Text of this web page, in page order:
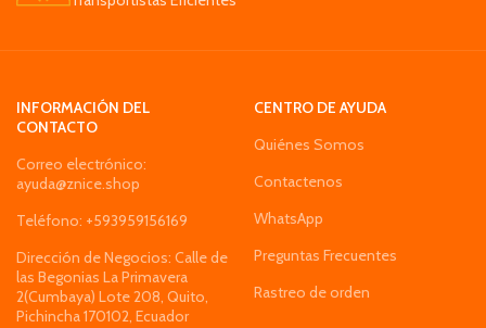
INFORMACIÓN DEL
CONTACTO
Correo electrónico:
ayuda@znice.shop
Teléfono: +593959156169
Dirección de Negocios: Calle de
las Begonias La Primavera
2(Cumbaya) Lote 208, Quito,
Pichincha 170102, Ecuador
CENTRO DE AYUDA
Quiénes Somos
Contactenos
WhatsApp
Preguntas Frecuentes
Rastreo de orden